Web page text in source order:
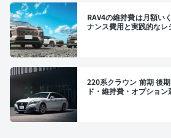
RAV4の維持費は月額い
ナンス費用と実践的なレ
220系クラウン 前期 後
ド・維持費・オプショ